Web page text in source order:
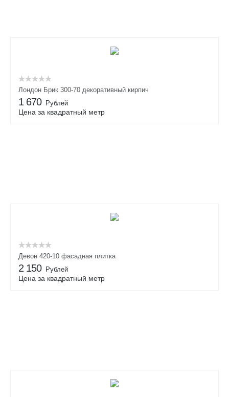
Лондон Брик 300-70 декоративный кирпич
1 670 Рублей
Цена за квадратный метр
Девон 420-10 фасадная плитка
2 150 Рублей
Цена за квадратный метр